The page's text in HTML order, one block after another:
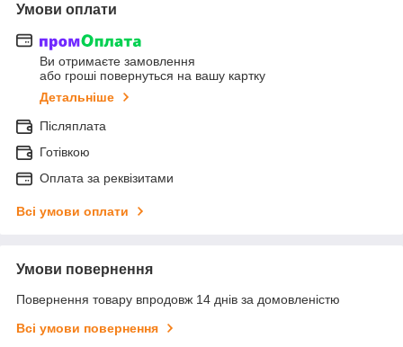
Умови оплати
Ви отримаєте замовлення
або гроші повернуться на вашу картку
Детальніше
Післяплата
Готівкою
Оплата за реквізитами
Всі умови оплати
Умови повернення
Повернення товару впродовж 14 днів за домовленістю
Всі умови повернення